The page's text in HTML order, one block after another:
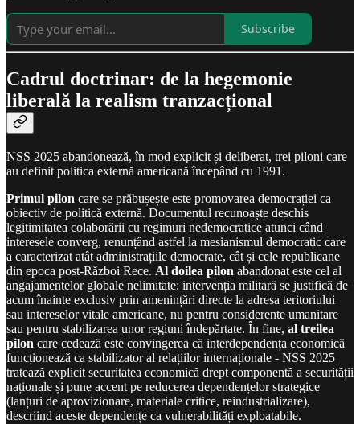
Subscribe
Cadrul doctrinar: de la hegemonie
liberală la realism tranzacțional
NSS 2025 abandonează, în mod explicit și deliberat, trei piloni care
au definit politica externă americană începând cu 1991.
Primul pilon care se prăbușește este promovarea democrației ca
obiectiv de politică externă. Documentul recunoaște deschis
legitimitatea colaborării cu regimuri nedemocratice atunci când
interesele converg, renunțând astfel la mesianismul democratic care
a caracterizat atât administrațiile democrate, cât și cele republicane
din epoca post-Război Rece. Al doilea pilon abandonat este cel al
angajamentelor globale nelimitate: intervenția militară se justifică de
acum înainte exclusiv prin amenințări directe la adresa teritoriului
sau intereselor vitale americane, nu pentru considerente umanitare
sau pentru stabilizarea unor regiuni îndepărtate. În fine, al treilea
pilon care cedează este convingerea că interdependența economică
funcționează ca stabilizator al relațiilor internaționale - NSS 2025
tratează explicit securitatea economică drept componentă a securității
naționale și pune accent pe reducerea dependențelor strategice
(lanțuri de aprovizionare, materiale critice, reindustrializare),
descriind aceste dependențe ca vulnerabilități exploatabile.